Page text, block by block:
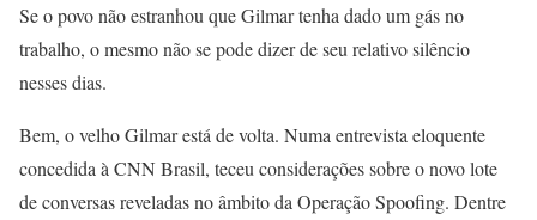
Se o povo não estranhou que Gilmar tenha dado um gás no
trabalho, o mesmo não se pode dizer de seu relativo silêncio
nesses dias.
Bem, o velho Gilmar está de volta. Numa entrevista eloquente
concedida à CNN Brasil, teceu considerações sobre o novo lote
de conversas reveladas no âmbito da Operação Spoofing. Dentre